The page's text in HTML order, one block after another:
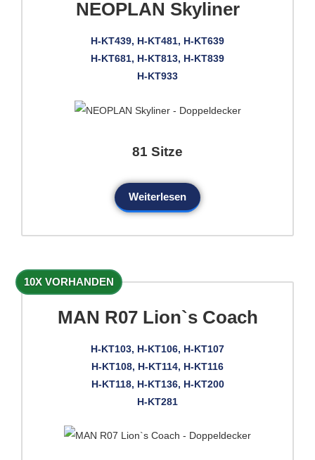
NEOPLAN Skyliner
H-KT439, H-KT481, H-KT639
H-KT681, H-KT813, H-KT839
H-KT933
81 Sitze
Weiterlesen
10X VORHANDEN
MAN R07 Lion`s Coach
H-KT103, H-KT106, H-KT107
H-KT108, H-KT114, H-KT116
H-KT118, H-KT136, H-KT200
H-KT281